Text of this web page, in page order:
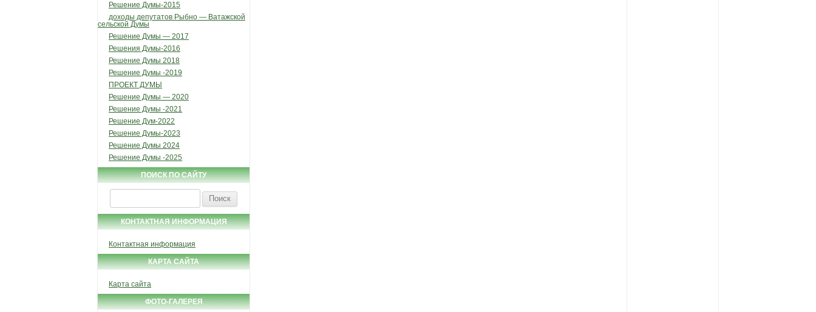
Решение Думы-2015
доходы депутатов Рыбно — Ватажской
сельской Думы
Решение Думы — 2017
Решения Думы-2016
Решение Думы 2018
Решение Думы -2019
ПРОЕКТ ДУМЫ
Решение Думы — 2020
Решение Думы -2021
Решение Дум-2022
Решение Думы-2023
Решение Думы 2024
Решение Думы -2025
ПОИСК ПО САЙТУ
КОНТАКТНАЯ ИНФОРМАЦИЯ
Контактная информация
КАРТА САЙТА
Карта сайта
ФОТО-ГАЛЕРЕЯ